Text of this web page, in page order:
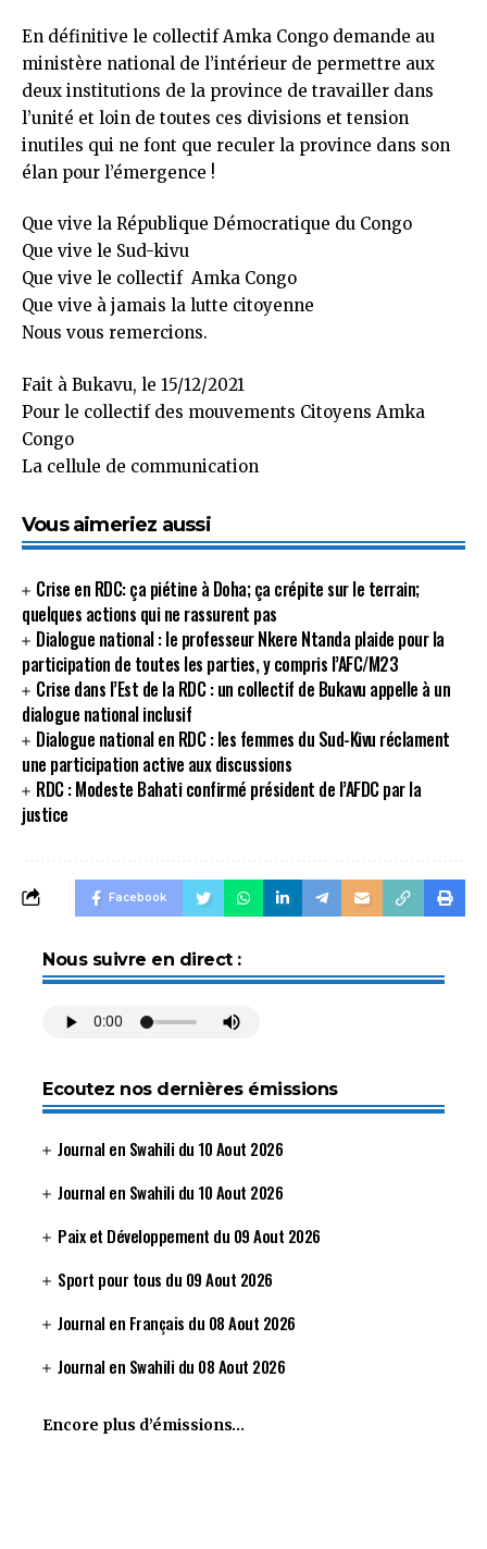
En définitive le collectif Amka Congo demande au
ministère national de l’intérieur de permettre aux
deux institutions de la province de travailler dans
l’unité et loin de toutes ces divisions et tension
inutiles qui ne font que reculer la province dans son
élan pour l’émergence !
Que vive la République Démocratique du Congo
Que vive le Sud-kivu
Que vive le collectif Amka Congo
Que vive à jamais la lutte citoyenne
Nous vous remercions.
Fait à Bukavu, le 15/12/2021
Pour le collectif des mouvements Citoyens Amka
Congo
La cellule de communication
Vous aimeriez aussi
Crise en RDC: ça piétine à Doha; ça crépite sur le terrain;
quelques actions qui ne rassurent pas
Dialogue national : le professeur Nkere Ntanda plaide pour la
participation de toutes les parties, y compris l’AFC/M23
Crise dans l’Est de la RDC : un collectif de Bukavu appelle à un
dialogue national inclusif
Dialogue national en RDC : les femmes du Sud-Kivu réclament
une participation active aux discussions
RDC : Modeste Bahati confirmé président de l’AFDC par la
justice
Facebook
Nous suivre en direct :
Ecoutez nos dernières émissions
Journal en Swahili du 10 Aout 2026
Journal en Swahili du 10 Aout 2026
Paix et Développement du 09 Aout 2026
Sport pour tous du 09 Aout 2026
Journal en Français du 08 Aout 2026
Journal en Swahili du 08 Aout 2026
Encore plus d’émissions…